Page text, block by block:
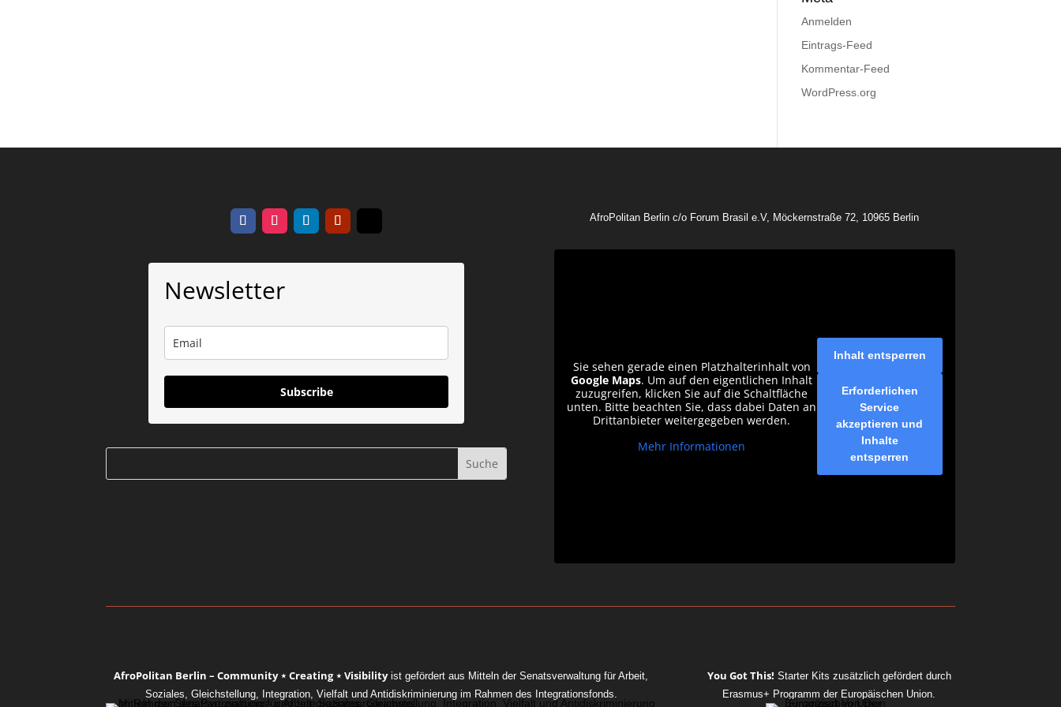
Anmelden
Eintrags-Feed
Kommentar-Feed
WordPress.org
Newsletter
Subscribe
AfroPolitan Berlin c/o Forum Brasil e.V, Möckernstraße 72, 10965 Berlin
Sie sehen gerade einen Platzhalterinhalt von
Google Maps. Um auf den eigentlichen Inhalt
zuzugreifen, klicken Sie auf die Schaltfläche
unten. Bitte beachten Sie, dass dabei Daten an
Drittanbieter weitergegeben werden.
Mehr Informationen
Inhalt entsperren
Erforderlichen
Service
akzeptieren und
Inhalte
entsperren
AfroPolitan Berlin – Community ⋆ Creating ⋆ Visibilityist gefördert aus Mitteln der Senatsverwaltung für Arbeit,
Soziales, Gleichstellung, Integration, Vielfalt und Antidiskriminierung im Rahmen des Integrationsfonds.
You Got This! Starter Kits zusätzlich gefördert durch
Erasmus+ Programm der Europäischen Union.